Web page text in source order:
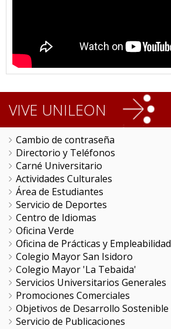
VIVE UNILEON
Cambio de contraseña
Directorio y Teléfonos
Carné Universitario
Actividades Culturales
Área de Estudiantes
Servicio de Deportes
Centro de Idiomas
Oficina Verde
Oficina de Prácticas y Empleabilidad
Colegio Mayor San Isidoro
Colegio Mayor 'La Tebaida'
Servicios Universitarios Generales
Promociones Comerciales
Objetivos de Desarrollo Sostenible
Servicio de Publicaciones